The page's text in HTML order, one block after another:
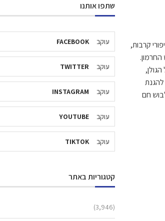
קרבות,
והסבר על הגולן,
בנעלי הליכה, לבוש חם
שתפו אותנו
FACEBOOK עוקב
TWITTER עוקב
INSTAGRAM עוקב
YOUTUBE עוקב
TIKTOK עוקב
קטגוריות באתר
(3,946)